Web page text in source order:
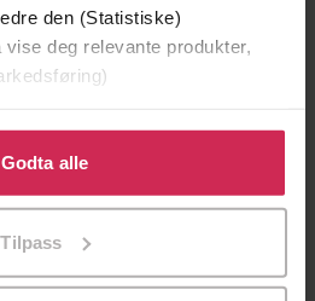
den (Statistiske)
deg relevante produkter,
å gi oss ditt samtykke til å
formålene. Du kan også
spesifikke formål ved å klikke
Godta alle
Tilpass
299,-
Jørn Lier Horst